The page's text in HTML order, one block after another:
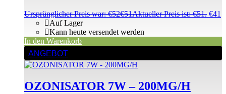
Ursprünglicher Preis war: €52€51Aktueller Preis ist: €51. €41
Auf Lager
Kann heute versendet werden
In den Warenkorb
ANGEBOT
OZONISATOR 7W – 200MG/H